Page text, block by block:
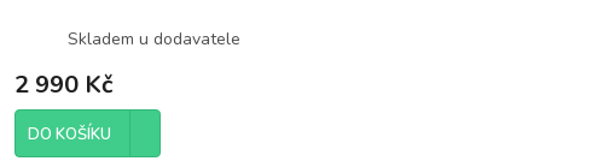
Skladem u dodavatele
2 990 Kč
DO KOŠÍKU